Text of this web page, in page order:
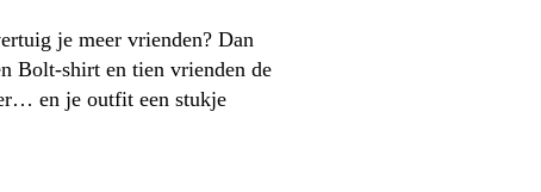
je meer vrienden? Dan
Bolt-shirt en tien vrienden de
en je outfit een stukje